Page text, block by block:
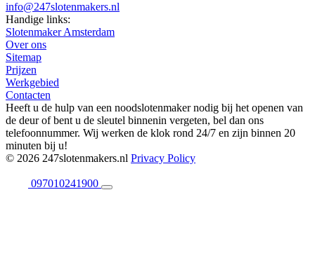
info@247slotenmakers.nl
Handige links:
Slotenmaker Amsterdam
Over ons
Sitemap
Prijzen
Werkgebied
Contacten
Heeft u de hulp van een noodslotenmaker nodig bij het openen van
de deur of bent u de sleutel binnenin vergeten, bel dan ons
telefoonnummer. Wij werken de klok rond 24/7 en zijn binnen 20
minuten bij u!
© 2026 247slotenmakers.nl Privacy Policy
097010241900